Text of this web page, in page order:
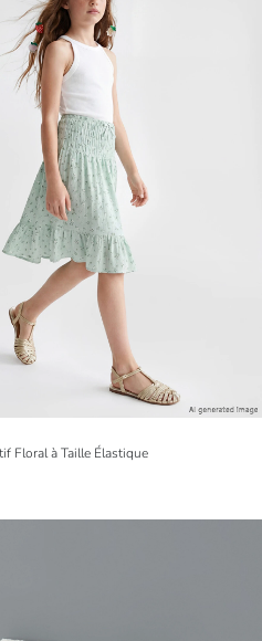
Floral à Taille Élastique